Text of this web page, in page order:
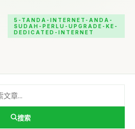
5-TANDA-INTERNET-ANDA-
SUDAH-PERLU-UPGRADE-KE-
DEDICATED-INTERNET
搜索